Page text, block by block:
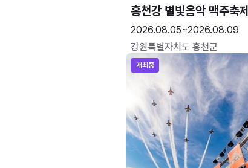
홍천강 별빛음악 맥주축제
2026.08.05~2026.08.09
강원특별자치도 홍천군
개최중